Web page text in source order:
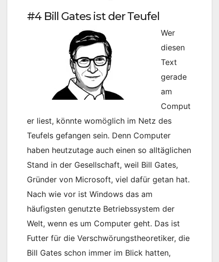
#4 Bill Gates ist der Teufel
Wer
diesen
Text
gerade
am
Comput
er liest, könnte womöglich im Netz des
Teufels gefangen sein. Denn Computer
haben heutzutage auch einen so alltäglichen
Stand in der Gesellschaft, weil Bill Gates,
Gründer von Microsoft, viel dafür getan hat.
Nach wie vor ist Windows das am
häufigsten genutzte Betriebssystem der
Welt, wenn es um Computer geht. Das ist
Futter für die Verschwörungstheoretiker, die
Bill Gates schon immer im Blick hatten,